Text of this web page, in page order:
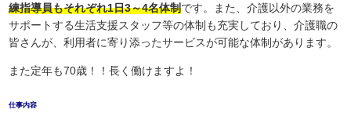
練指導員もそれぞれ1日3～4名体制です。また、介護以外の業務を
サポートする生活支援スタッフ等の体制も充実しており、介護職の
皆さんが、利用者に寄り添ったサービスが可能な体制があります。
また定年も70歳！！長く働けますよ！
仕事内容